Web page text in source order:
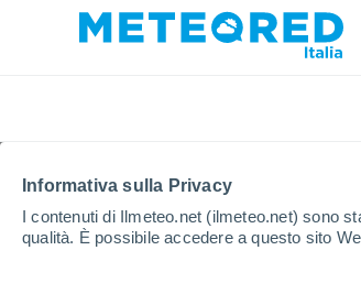
Informativa sulla Privacy
I contenuti di Ilmeteo.net (ilmeteo.net) sono
qualità. È possibile accedere a questo sito